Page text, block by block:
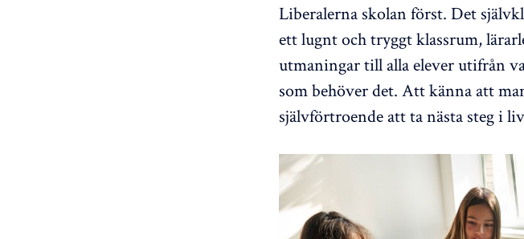
Liberalerna skolan först. Det
ett lugnt och tryggt klassrum,
utmaningar till alla elever utifrån
som behöver det. Att känna att
självförtroende att ta nästa steg i